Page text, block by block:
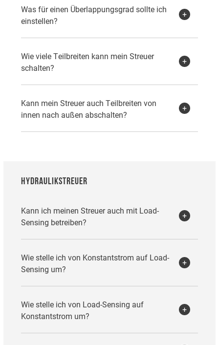
Was für einen Überlappungsgrad sollte ich
einstellen?
Wie viele Teilbreiten kann mein Streuer
schalten?
Kann mein Streuer auch Teilbreiten von
innen nach außen abschalten?
HYDRAULIKSTREUER
Kann ich meinen Streuer auch mit Load-
Sensing betreiben?
Wie stelle ich von Konstantstrom auf Load-
Sensing um?
Wie stelle ich von Load-Sensing auf
Konstantstrom um?